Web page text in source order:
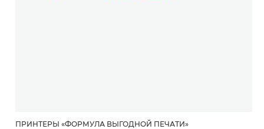
ПРИНТЕРЫ «ФОРМУЛА ВЫГОДНОЙ ПЕЧАТИ»